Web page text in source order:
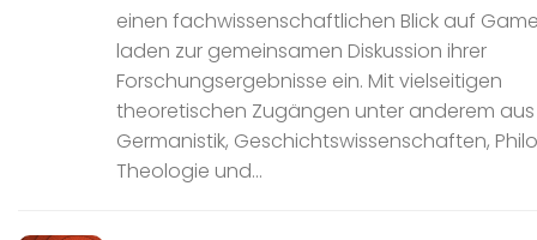
einen fachwissenschaftlichen Blick auf
laden zur gemeinsamen Diskussion ihrer
Forschungsergebnisse ein. Mit vielseitigen
theoretischen Zugängen unter anderem aus
Germanistik, Geschichtswissenschaften,
Theologie und...